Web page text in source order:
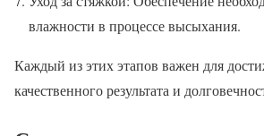
влажности в процессе высыхания.
Каждый из этих этапов важен для
качественного результата и